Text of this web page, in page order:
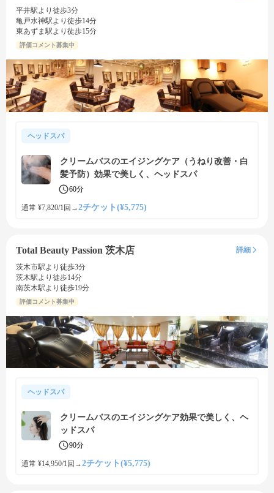
平井駅より徒歩3分
亀戸水神駅より徒歩14分
東あずま駅より徒歩15分
評価コメント募集中
ヘッドスパ
クリームバスのエイジングケア（うねり改善・白
髪予防）効果で美しく、ヘッドスパ
60分
通常 ¥7,820/1回 →2チケット(¥5,775)
Total Beauty Passion 茨木店
詳細
茨木市駅より徒歩3分
茨木駅より徒歩14分
南茨木駅より徒歩19分
評価コメント募集中
ヘッドスパ
クリームバスのエイジングケア効果で美しく、ヘ
ッドスパ
90分
通常 ¥14,950/1回 →2チケット(¥5,775)